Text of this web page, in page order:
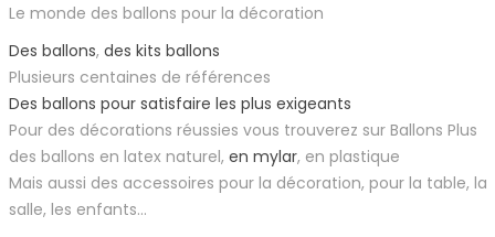
Le monde des ballons pour la décoration
Des ballons, des kits ballons
Plusieurs centaines de références
Des ballons pour satisfaire les plus exigeants
Pour des décorations réussies vous trouverez sur Ballons Plus
des ballons en latex naturel, en mylar, en plastique
Mais aussi des accessoires pour la décoration, pour la table, la
salle, les enfants...